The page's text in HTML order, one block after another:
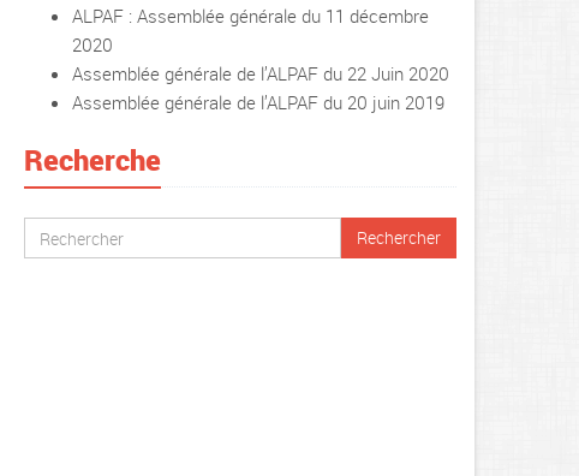
ALPAF : Assemblée générale du 11 décembre
2020
Assemblée générale de l’ALPAF du 22 Juin 2020
Assemblée générale de l’ALPAF du 20 juin 2019
Recherche